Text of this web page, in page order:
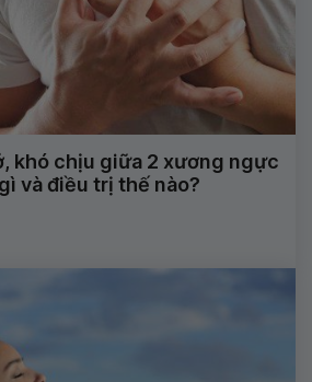
khó chịu giữa 2 xương ngực
và điều trị thế nào?